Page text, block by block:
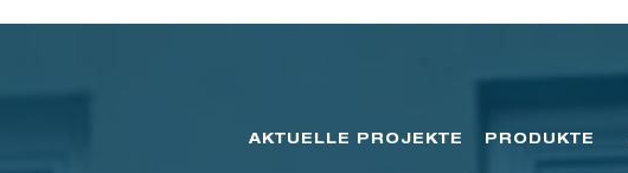
AKTUELLE PROJEKTE PRODUKTE